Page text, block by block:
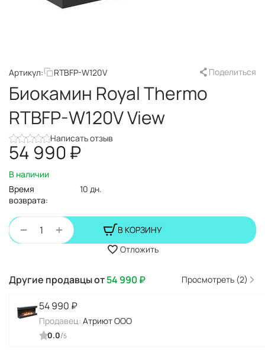
Артикул: RTBFP-W120V Поделиться
Биокамин Royal Thermo
RTBFP-W120V View
Написать отзыв
54 990₽
В наличии
Время
возврата:
10 дн.
+
−
В КОРЗИНУ
Отложить
Другие продавцы от54 990₽ Просмотреть (2)
54 990 ₽
Продавец: Атриют ООО
0.0/5